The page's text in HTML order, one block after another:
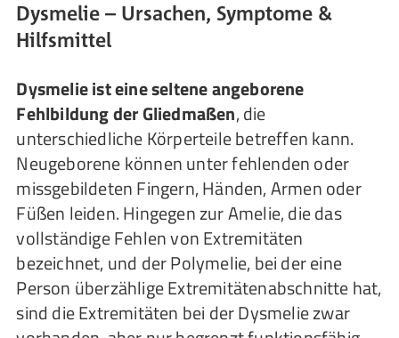
Dysmelie – Ursachen, Symptome &
Hilfsmittel
Dysmelie ist eine seltene angeborene
Fehlbildung der Gliedmaßen, die
unterschiedliche Körperteile betreffen kann.
Neugeborene können unter fehlenden oder
missgebildeten Fingern, Händen, Armen oder
Füßen leiden. Hingegen zur Amelie, die das
vollständige Fehlen von Extremitäten
bezeichnet, und der Polymelie, bei der eine
Person überzählige Extremitätenabschnitte hat,
sind die Extremitäten bei der Dysmelie zwar